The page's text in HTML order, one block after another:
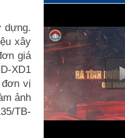
dựng.
xây
giá
XD1
vị
ảnh
TB-